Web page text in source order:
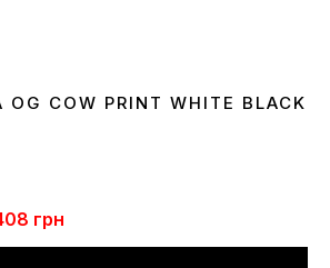
OG COW PRINT WHITE BLACK
грн